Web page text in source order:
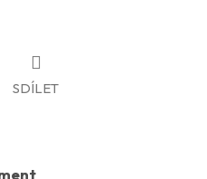
SDÍLET